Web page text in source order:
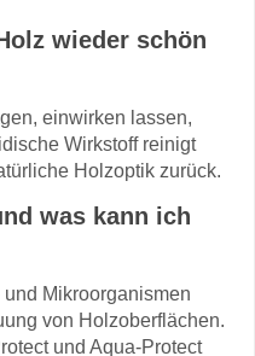
wieder schön
einwirken lassen,
Wirkstoff reinigt
Holzoptik zurück.
was kann ich
Mikroorganismen
von Holzoberflächen.
und Aqua-Protect